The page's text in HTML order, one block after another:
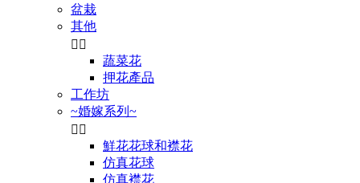
盆栽
其他
 
蔬菜花
押花產品
工作坊
~婚嫁系列~
 
鮮花花球和襟花
仿真花球
仿真襟花